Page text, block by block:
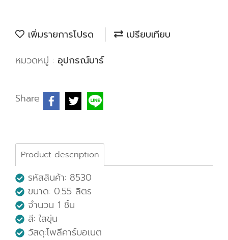
เพิ่มรายการโปรด
เปรียบเทียบ
หมวดหมู่ : อุปกรณ์บาร์
Share
Product description
รหัสสินค้า: 8530
ขนาด: 0.55 ลิตร
จำนวน 1 ชิ้น
สี: ใสขุ่น
วัสดุ:โพลีคาร์บอเนต